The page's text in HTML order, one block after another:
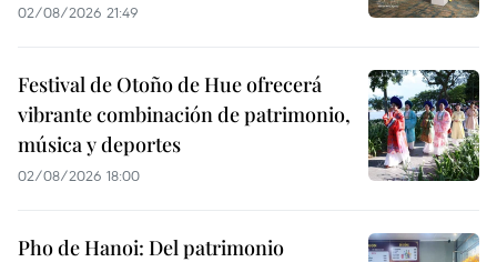
02/08/2026 21:49
Festival de Otoño de Hue ofrecerá
vibrante combinación de patrimonio,
música y deportes
02/08/2026 18:00
Pho de Hanoi: Del patrimonio